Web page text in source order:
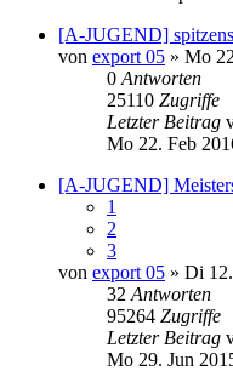
[A-JUGEND]
von export 05 » Mo
0 Antworten
25110 Zugriffe
Letzter Beitrag
Mo 22. Feb
[A-JUGEND]
1
2
3
von export 05 » Di
32 Antworten
95264 Zugriffe
Letzter Beitrag
Mo 29. Jun